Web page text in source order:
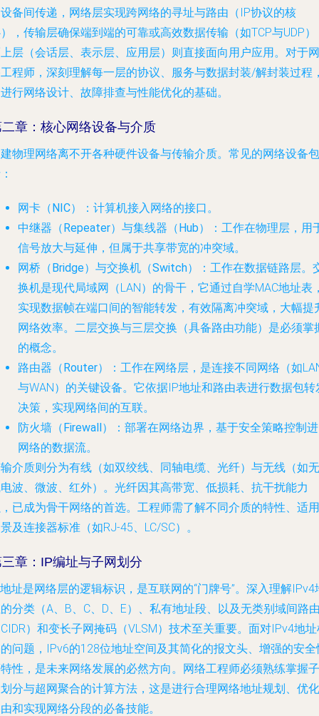
备间传递，网络层实现跨网络的寻址与路由（IP协议的核
，传输层确保端到端的可靠或高效数据传输（如TCP与UDP）
层（会话层、表示层、应用层）则直接面向用户应用。对于网
程师，深刻理解每一层的协议、服务与数据封装/解封装过程
行网络设计、故障排查与性能优化的基础。
章：核心网络设备与介质
物理网络离不开各种硬件设备与传输介质。常见的网络设备包
网卡（NIC）
：计算机接入网络的接口。
中继器（Repeater）与集线器（Hub）
：工作在物理层，用
信号放大与延伸，但属于共享带宽的冲突域。
网桥（Bridge）与交换机（Switch）
：工作在数据链路层。
换机是现代局域网（LAN）的骨干，它通过自学MAC地址表
实现数据帧在端口间的智能转发，有效隔离冲突域，大幅提
网络效率。二层交换与三层交换（具备路由功能）是必须掌
的概念。
路由器（Router）
：工作在网络层，是连接不同网络（如
与WAN）的关键设备。它依据IP地址和路由表进行数据包转
决策，实现网络间的互联。
防火墙（Firewall）
：部署在网络边界，基于安全策略控制
网络的数据流。
介质则分为有线（如双绞线、同轴电缆、光纤）与无线（如无
波、微波、红外）。光纤因其高带宽、低损耗、抗干扰能力
已成为骨干网络的首选。工程师需了解不同介质的特性、适用
及连接器标准（如RJ-45、LC/SC）。
章：IP编址与子网划分
址是网络层的逻辑标识，是互联网的“门牌号”。深入理解IPv4
分类（A、B、C、D、E）、私有地址段、以及无类别域间路
）和变长子网掩码（VLSM）技术至关重要。面对IPv4地
问题，IPv6的128位地址空间及其简化的报文头、增强的安全
性，是未来网络发展的必然方向。网络工程师必须熟练掌握子
分与超网聚合的计算方法，这是进行合理网络地址规划、优化
和实现网络分段的必备技能。